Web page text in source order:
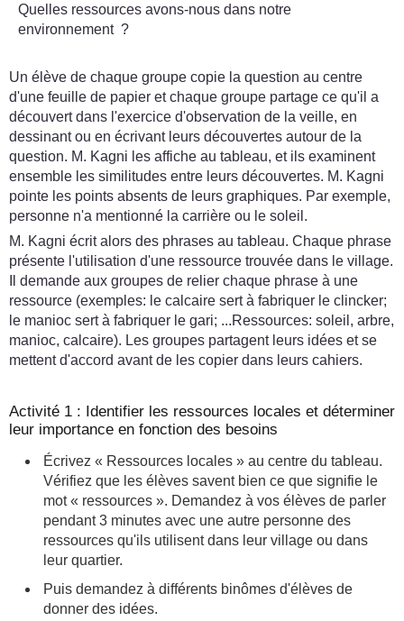
Quelles ressources avons-nous dans notre
environnement ?
Un élève de chaque groupe copie la question au centre
d'une feuille de papier et chaque groupe partage ce qu'il a
découvert dans l'exercice d'observation de la veille, en
dessinant ou en écrivant leurs découvertes autour de la
question. M. Kagni les affiche au tableau, et ils examinent
ensemble les similitudes entre leurs découvertes. M. Kagni
pointe les points absents de leurs graphiques. Par exemple,
personne n'a mentionné la carrière ou le soleil.
M. Kagni écrit alors des phrases au tableau. Chaque phrase
présente l'utilisation d'une ressource trouvée dans le village.
Il demande aux groupes de relier chaque phrase à une
ressource (exemples: le calcaire sert à fabriquer le clincker;
le manioc sert à fabriquer le gari; ...Ressources: soleil, arbre,
manioc, calcaire). Les groupes partagent leurs idées et se
mettent d'accord avant de les copier dans leurs cahiers.
Activité 1 : Identifier les ressources locales et déterminer
leur importance en fonction des besoins
Écrivez « Ressources locales » au centre du tableau.
Vérifiez que les élèves savent bien ce que signifie le
mot « ressources ». Demandez à vos élèves de parler
pendant 3 minutes avec une autre personne des
ressources qu'ils utilisent dans leur village ou dans
leur quartier.
Puis demandez à différents binômes d'élèves de
donner des idées.